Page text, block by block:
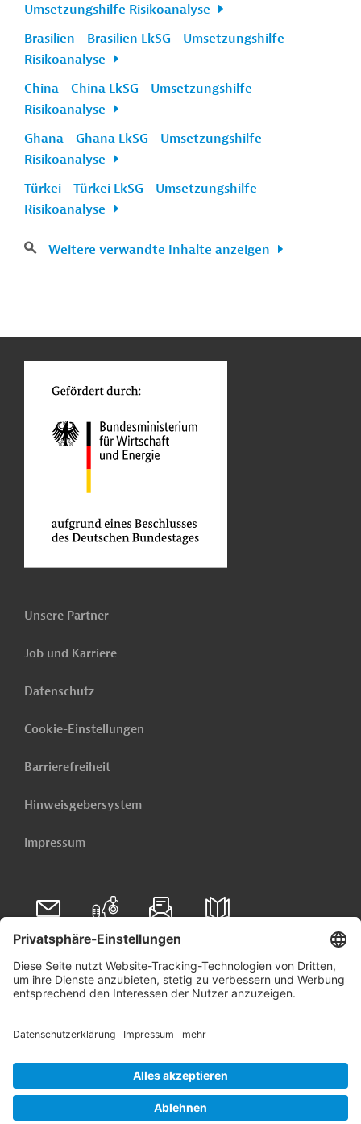
Umsetzungshilfe Risikoanalyse
Brasilien - Brasilien LkSG - Umsetzungshilfe
Risikoanalyse
China - China LkSG - Umsetzungshilfe
Risikoanalyse
Ghana - Ghana LkSG - Umsetzungshilfe
Risikoanalyse
Türkei - Türkei LkSG - Umsetzungshilfe
Risikoanalyse
Weitere verwandte Inhalte anzeigen
Unsere Partner
Job und Karriere
Datenschutz
Cookie-Einstellungen
Barrierefreiheit
Hinweisgebersystem
Impressum
Folgen Sie uns auf
Linkedin
© 2026 Germany Trade & Invest